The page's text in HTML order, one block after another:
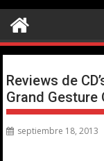
Reviews de
Grand Gesture
septiembre 18, 2013